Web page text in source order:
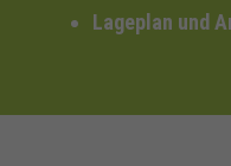
Lageplan und